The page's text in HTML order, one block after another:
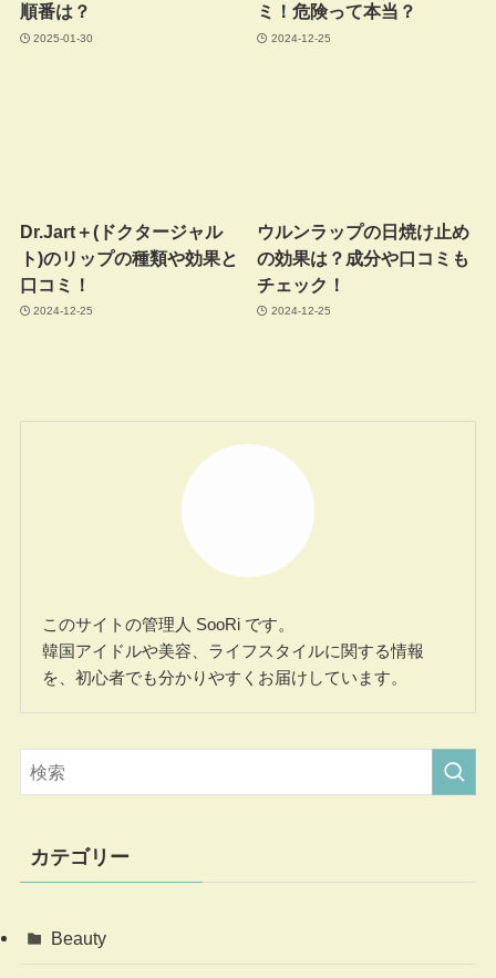
順番は？
2025-01-30
ミ！危険って本当？
2024-12-25
Dr.Jart＋(ドクタージャル
ト)のリップの種類や効果と
口コミ！
2024-12-25
ウルンラップの日焼け止め
の効果は？成分や口コミも
チェック！
2024-12-25
このサイトの管理人 SooRi です。
韓国アイドルや美容、ライフスタイルに関する情報
を、初心者でも分かりやすくお届けしています。
カテゴリー
Beauty